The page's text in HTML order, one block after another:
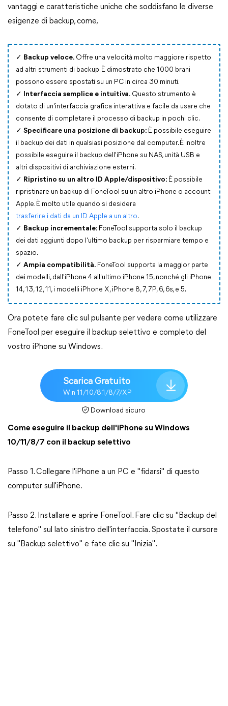
vantaggi e caratteristiche uniche che soddisfano le diverse
esigenze di backup, come,
✓ Backup veloce. Offre una velocità molto maggiore rispetto
ad altri strumenti di backup. È dimostrato che 1000 brani
possono essere spostati su un PC in circa 30 minuti.
✓ Interfaccia semplice e intuitiva. Questo strumento è
dotato di un'interfaccia grafica interattiva e facile da usare che
consente di completare il processo di backup in pochi clic.
✓ Specificare una posizione di backup: È possibile eseguire
il backup dei dati in qualsiasi posizione dal computer. È inoltre
possibile eseguire il backup dell'iPhone su NAS, unità USB e
altri dispositivi di archiviazione esterni.
✓ Ripristino su un altro ID Apple/dispositivo: È possibile
ripristinare un backup di FoneTool su un altro iPhone o account
Apple. È molto utile quando si desidera
trasferire i dati da un ID Apple a un altro.
✓ Backup incrementale: FoneTool supporta solo il backup
dei dati aggiunti dopo l'ultimo backup per risparmiare tempo e
spazio.
✓ Ampia compatibilità. FoneTool supporta la maggior parte
dei modelli, dall'iPhone 4 all'ultimo iPhone 15, nonché gli iPhone
14, 13, 12, 11, i modelli iPhone X, iPhone 8, 7, 7P, 6, 6s, e 5.
Ora potete fare clic sul pulsante per vedere come utilizzare
FoneTool per eseguire il backup selettivo e completo del
vostro iPhone su Windows.
Scarica Gratuito
Win 11/10/8.1/8/7/XP
Download sicuro
Come eseguire il backup dell'iPhone su Windows
10/11/8/7 con il backup selettivo
Passo 1. Collegare l'iPhone a un PC e "fidarsi" di questo
computer sull'iPhone.
Passo 2. Installare e aprire FoneTool. Fare clic su "Backup del
telefono" sul lato sinistro dell'interfaccia. Spostate il cursore
su "Backup selettivo" e fate clic su "Inizia".